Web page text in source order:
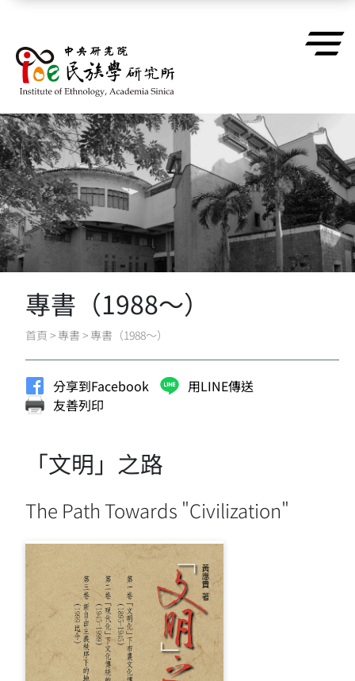
專書（1988～）
首頁 > 專書 > 專書（1988～）
分享到Facebook
用LINE傳送
友善列印
「文明」之路
The Path Towards "Civilization"